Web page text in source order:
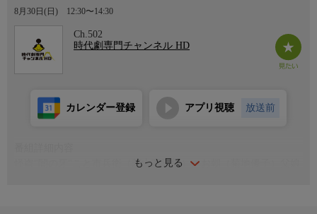
8月30日(日) 12:30〜14:30
Ch.502
時代劇専門チャンネル HD
もっと見る
カレンダー登録 アプリ視聴 放送前
怪盗"闇の牙"こと市兵衛（若山富三郎）、お朝（菊地優子）父娘